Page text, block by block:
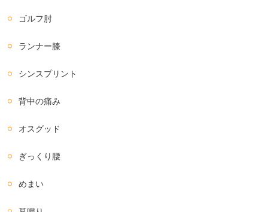
ゴルフ肘
ランナー膝
シンスプリント
背中の痛み
オスグッド
ぎっくり腰
めまい